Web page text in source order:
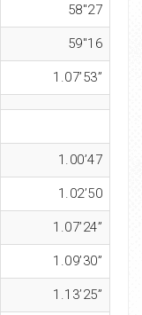
58″27
59″16
1.07’53”
1.00’47
1.02’50
1.07’24”
1.09’30”
1.13’25”